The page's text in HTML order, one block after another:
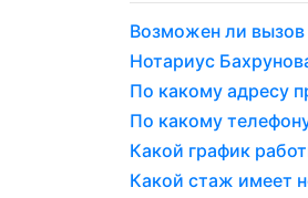
Возможен ли вызов
Нотариус
По какому адресу
По какому
Какой график
Какой стаж имеет